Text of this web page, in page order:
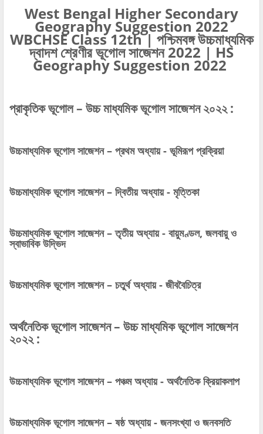
West Bengal Higher Secondary
Geography Suggestion 2022
WBCHSE Class 12th | পশ্চিমবঙ্গ উচ্চমাধ্যমিক
দ্বাদশ শ্রেণীর ভূগোল সাজেশন 2022 | HS
Geography Suggestion 2022
প্রাকৃতিক ভূগোল – উচ্চ মাধ্যমিক ভূগোল সাজেশন ২০২২ :
উচ্চমাধ্যমিক ভূগোল সাজেশন – প্রথম অধ্যায় - ভূমিরূপ প্রক্রিয়া
উচ্চমাধ্যমিক ভূগোল সাজেশন – দ্বিতীয় অধ্যায় - মৃত্তিকা
উচ্চমাধ্যমিক ভূগোল সাজেশন – তৃতীয় অধ্যায় - বায়ুমণ্ডল, জলবায়ু ও
স্বাভাবিক উদ্ভিদ
উচ্চমাধ্যমিক ভূগোল সাজেশন – চতুর্থ অধ্যায় - জীববৈচিত্র
অর্থনৈতিক ভূগোল সাজেশন – উচ্চ মাধ্যমিক ভূগোল সাজেশন
২০২২ :
উচ্চমাধ্যমিক ভূগোল সাজেশন – পঞ্চম অধ্যায় - অর্থনৈতিক ক্রিয়াকলাপ
উচ্চমাধ্যমিক ভূগোল সাজেশন – ষষ্ঠ অধ্যায় - জনসংখ্যা ও জনবসতি